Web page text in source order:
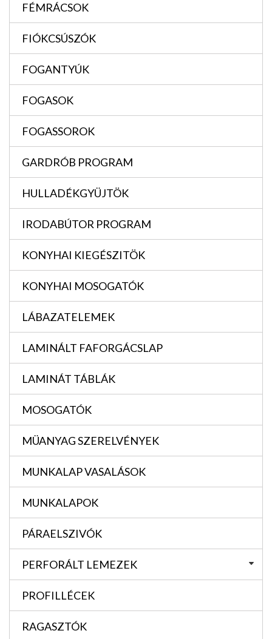
FÉMRÁCSOK
FIÓKCSÚSZÓK
FOGANTYÚK
FOGASOK
FOGASSOROK
GARDRÓB PROGRAM
HULLADÉKGYÜJTÖK
IRODABÚTOR PROGRAM
KONYHAI KIEGÉSZITÖK
KONYHAI MOSOGATÓK
LÁBAZATELEMEK
LAMINÁLT FAFORGÁCSLAP
LAMINÁT TÁBLÁK
MOSOGATÓK
MÜANYAG SZERELVÉNYEK
MUNKALAP VASALÁSOK
MUNKALAPOK
PÁRAELSZIVÓK
PERFORÁLT LEMEZEK
PROFILLÉCEK
RAGASZTÓK